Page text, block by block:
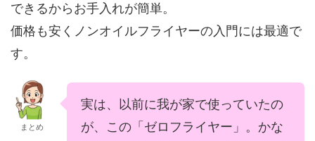
できるからお手入れが簡単。
価格も安くノンオイルフライヤーの入門には最適で
す。
まとめ
実は、以前に我が家で使っていたの
が、この「ゼロフライヤー」。かな